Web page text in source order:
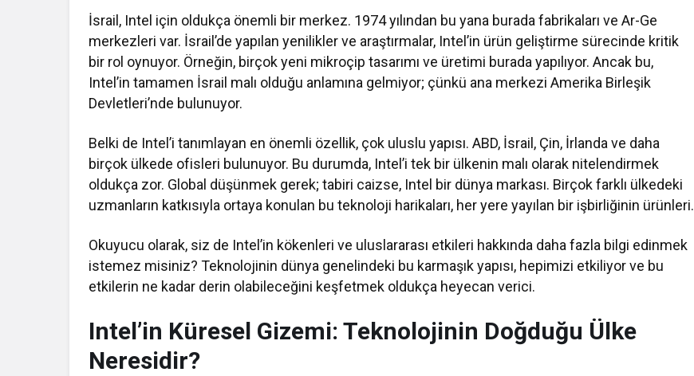
İsrail, Intel için oldukça önemli bir merkez. 1974 yılından bu yana burada fabrikaları ve Ar-Ge
merkezleri var. İsrail’de yapılan yenilikler ve araştırmalar, Intel’in ürün geliştirme sürecinde kritik
bir rol oynuyor. Örneğin, birçok yeni mikroçip tasarımı ve üretimi burada yapılıyor. Ancak bu,
Intel’in tamamen İsrail malı olduğu anlamına gelmiyor; çünkü ana merkezi Amerika Birleşik
Devletleri’nde bulunuyor.
Belki de Intel’i tanımlayan en önemli özellik, çok uluslu yapısı. ABD, İsrail, Çin, İrlanda ve daha
birçok ülkede ofisleri bulunuyor. Bu durumda, Intel’i tek bir ülkenin malı olarak nitelendirmek
oldukça zor. Global düşünmek gerek; tabiri caizse, Intel bir dünya markası. Birçok farklı ülkedeki
uzmanların katkısıyla ortaya konulan bu teknoloji harikaları, her yere yayılan bir işbirliğinin ürünleri.
Okuyucu olarak, siz de Intel’in kökenleri ve uluslararası etkileri hakkında daha fazla bilgi edinmek
istemez misiniz? Teknolojinin dünya genelindeki bu karmaşık yapısı, hepimizi etkiliyor ve bu
etkilerin ne kadar derin olabileceğini keşfetmek oldukça heyecan verici.
Intel’in Küresel Gizemi: Teknolojinin Doğduğu Ülke
Neresidir?